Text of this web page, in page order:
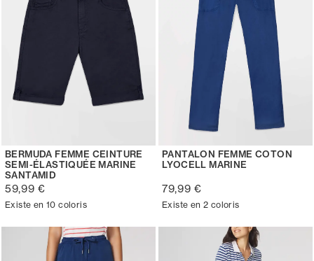
BERMUDA FEMME CEINTURE
SEMI-ÉLASTIQUÉE MARINE
SANTAMID
59,99 €
Existe en 10 coloris
PANTALON FEMME COTON
LYOCELL MARINE
79,99 €
Existe en 2 coloris